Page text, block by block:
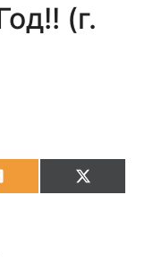
(г.
OdnoklassnikiX
(Twitter)